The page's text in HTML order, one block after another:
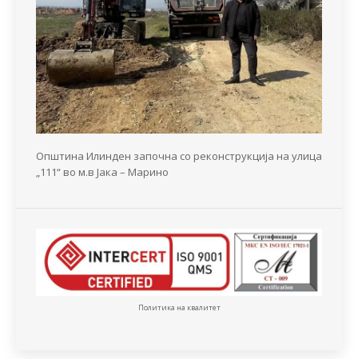
Општина Илинден започна со реконструкција на улица
„111“ во м.в Јака – Марино
Политика на квалитет